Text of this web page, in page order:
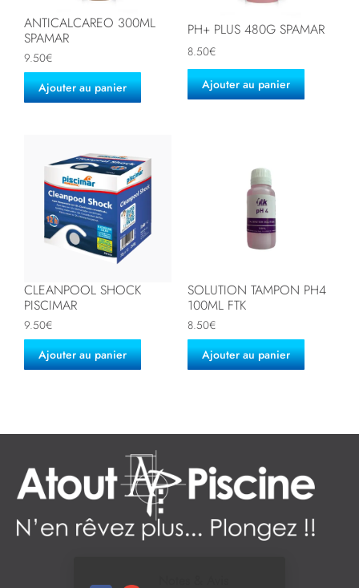
ANTICALCAREO 300ML
SPAMAR
9.50€
Ajouter au panier
PH+ PLUS 480G SPAMAR
8.50€
Ajouter au panier
CLEANPOOL SHOCK
PISCIMAR
9.50€
Ajouter au panier
SOLUTION TAMPON PH4
100ML FTK
8.50€
Ajouter au panier